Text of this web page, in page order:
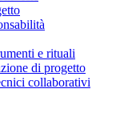
e rituali
di progetto
collaborativi